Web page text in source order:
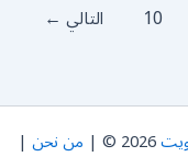
10 التالي ←
2026 © | من نحن |